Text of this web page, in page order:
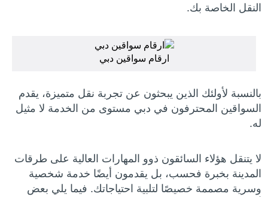
النقل الخاصة بك.
ارقام سواقين دبي
بالنسبة لأولئك الذين يبحثون عن تجربة نقل متميزة، يقدم
السواقين المحترفون في دبي مستوى من الخدمة لا مثيل
له.
لا يتنقل هؤلاء السائقون ذوو المهارات العالية على طرقات
المدينة بخبرة فحسب، بل يقدمون أيضًا خدمة شخصية
وسرية مصممة خصيصًا لتلبية احتياجاتك. فيما يلي بعض